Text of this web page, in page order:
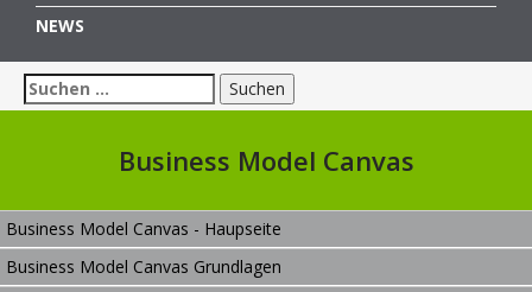
NEWS
Suchen
nach:
Business Model Canvas
Business Model Canvas - Haupseite
Business Model Canvas Grundlagen